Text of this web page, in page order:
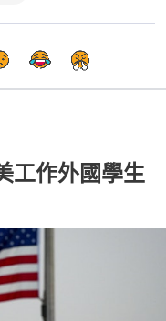
工作外國學生